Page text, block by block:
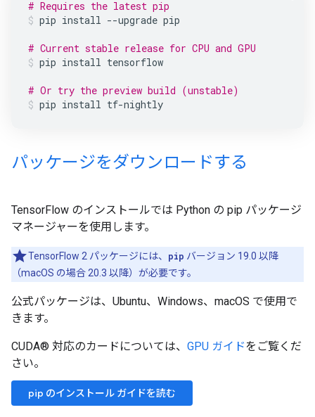
# Requires the latest pip
pip install --upgrade pip
# Current stable release for CPU and GPU
pip install tensorflow
# Or try the preview build (unstable)
pip install tf-nightly
パッケージをダウンロードする
TensorFlow のインストールでは Python の pip パッケージ
マネージャーを使用します。
TensorFlow 2 パッケージには、 pip バージョン 19.0 以降
（macOS の場合 20.3 以降）が必要です。
公式パッケージは、Ubuntu、Windows、macOS で使用で
きます。
CUDA® 対応のカードについては、 GPU ガイドをご覧くだ
さい。
pip のインストール ガイドを読む